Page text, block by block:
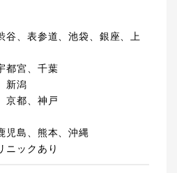
谷、表参道、池袋、銀座、上
都宮、千葉
新潟
京都、神戸
児島、熊本、沖縄
ニックあり